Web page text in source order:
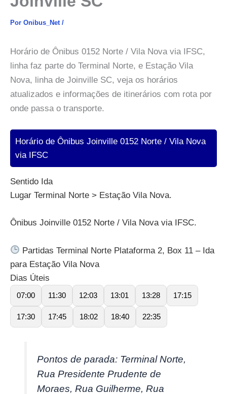
Por Onibus_Net /
Horário de Ônibus 0152 Norte / Vila Nova via IFSC,
linha faz parte do Terminal Norte, e Estação Vila
Nova, linha de Joinville SC, veja os horários
atualizados e informações de itinerários com rota por
onde passa o transporte.
Horário de Ônibus Joinville 0152 Norte / Vila Nova
via IFSC
Sentido Ida
Lugar Terminal Norte > Estação Vila Nova.
Ônibus Joinville 0152 Norte / Vila Nova via IFSC.
Partidas Terminal Norte Plataforma 2, Box 11 – Ida
para Estação Vila Nova
Dias Úteis
07:00 11:30 12:03 13:01 13:28 17:15
17:30 17:45 18:02 18:40 22:35
Pontos de parada: Terminal Norte,
Rua Presidente Prudente de
Moraes, Rua Guilherme, Rua